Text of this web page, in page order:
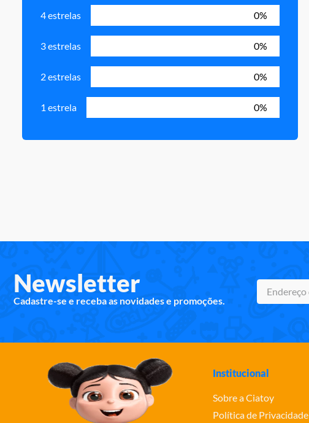
4 estrelas 0%
3 estrelas 0%
2 estrelas 0%
1 estrela 0%
Newsletter
Cadastre-se e receba as novidades e promoções.
Institucional
Sobre a Ciatoy
Política de Privacidade